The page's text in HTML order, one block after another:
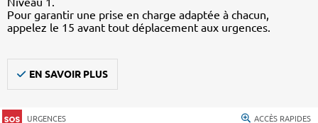
Pour garantir une prise en charge adaptée à chacun,
appelez le 15 avant tout déplacement aux urgences.
EN SAVOIR PLUS
URGENCES ACCÈS RAPIDES